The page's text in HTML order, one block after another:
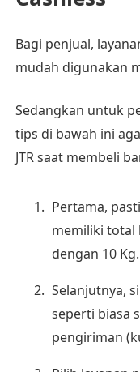
Bagi penjual,
mudah digunakan
Sedangkan untuk
tips di bawah ini
JTR saat membeli
Pertama,
memiliki total
dengan 10 Kg.
Selanjutnya,
seperti biasa
pengiriman